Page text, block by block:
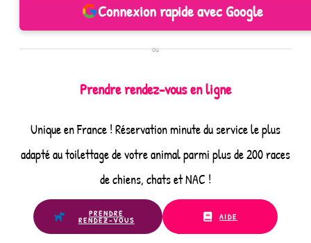
Connexion rapide avec Google
ou
Prendre rendez-vous en ligne
Unique en France ! Réservation minute du service le plus
adapté au toilettage de votre animal parmi plus de 200 races
de chiens, chats et NAC !
PRENDRE
RENDEZ-VOUS AIDE